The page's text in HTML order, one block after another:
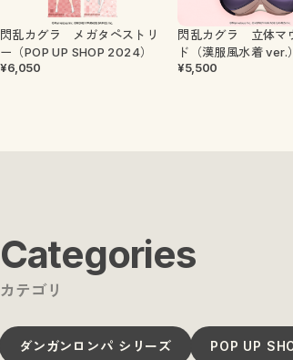
閃乱カグラ メガタペストリ
ー（POP UP SHOP 2024）
¥6,050
閃乱カグラ 立体マ
ド（漢服風水着 ver.）
¥5,500
Categories
カテゴリ
ダンガンロンパ シリーズ POP UP